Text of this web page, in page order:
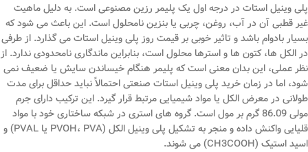
پلی وینیل استات در درجه اول یک پلیمر رزین مصنوعی است. به دلیل ماهیت
غیر قطبی آن در آب، روغن، چربی یا بنزین نامحلول است. این باعث می شود که
بسیار بادوام باشد و تاثیر خوبی بر قیمت روز پلی وینیل استات می گذارد. از طرفی
در الکل ها، کتون ها و استرها محلول است، بنابراین ماندگاری نامحدودی ندارد. از
نظر عملی، این بدان معنی است که پلیمر هنگام خیساندن سایش یا ضعیف نمی
شود، اما در زمان خرید پلی وینیل استات صنعتی احتمالاً نباید حداقل برای مدت
طولانی در معرض الکل یا مواد شیمیایی مرتبط قرار گیرد. این ترکیب دارای جرم
مولی 86.09 گرم بر مول است. گروه های استری در شبکه ساختاری خود با مواد
قلیایی واکنش داده و منجر به تشکیل پلی وینیل الکل (PVOH، PVA یا PVAL) و
اسید استیک (CH3COOH) می شوند.